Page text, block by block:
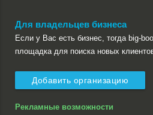
Для владельцев бизнеса
Если у Вас есть бизнес, тогда big-
площадка для поиска новых
Добавить организацию
Рекламные возможности